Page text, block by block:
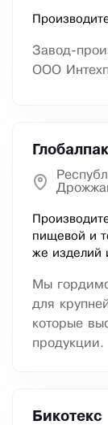
Завод-
ООО
пищевой и
же изделий
Мы
для
которые
продукции.
Бикотекс